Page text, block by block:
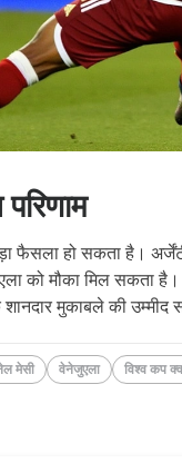
फैसला हो सकता है।
को मौका मिल सकता है।
मुकाबले की उम्मीद
मेसी वेनेजुएला विश्व कप